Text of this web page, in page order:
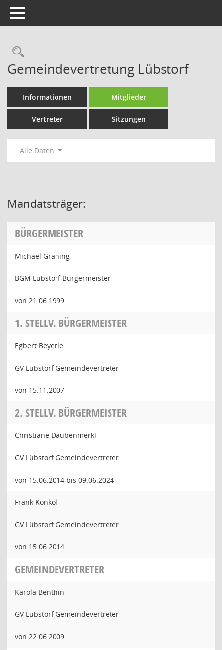
Toggle navigation
Rechercheauswahl
Gemeindevertretung Lübstorf
Informationen Mitglieder
Vertreter Sitzungen
Alle Daten
Mandatsträger:
BÜRGERMEISTER
Michael Gräning
BGM Lübstorf Bürgermeister
von 21.06.1999
1. STELLV. BÜRGERMEISTER
Egbert Beyerle
GV Lübstorf Gemeindevertreter
von 15.11.2007
2. STELLV. BÜRGERMEISTER
Christiane Daubenmerkl
GV Lübstorf Gemeindevertreter
von 15.06.2014 bis 09.06.2024
Frank Konkol
GV Lübstorf Gemeindevertreter
von 15.06.2014
GEMEINDEVERTRETER
Karola Benthin
GV Lübstorf Gemeindevertreter
von 22.06.2009